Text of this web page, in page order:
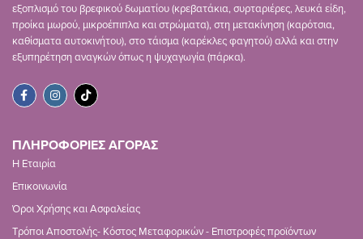
εξοπλισμό του βρεφικού δωματίου (κρεβατάκια, συρταριέρες, λευκά είδη,
προίκα μωρού, μικροέπιπλα και στρώματα), στη μετακίνηση (καρότσια,
καθίσματα αυτοκινήτου), στο τάισμα (καρέκλες φαγητού) αλλά και στην
εξυπηρέτηση αναγκών όπως η ψυχαγωγία (πάρκα).
ΠΛΗΡΟΦΟΡΙΕΣ ΑΓΟΡΑΣ
Η Εταιρία
Επικοινωνία
Όροι Χρήσης και Ασφαλείας
Τρόποι Αποστολής- Κόστος Μεταφορικών - Επιστροφές προϊόντων